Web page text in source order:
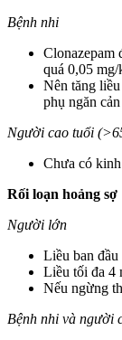
Bệnh nhi
Clonazepam
quá 0,05
Nên tăng
phụ ngăn
Người cao tuổi
Chưa có
Rối loạn hoảng sợ
Người lớn
Liều ban
Liều tối đa 4
Nếu ngừng
Bệnh nhi và người